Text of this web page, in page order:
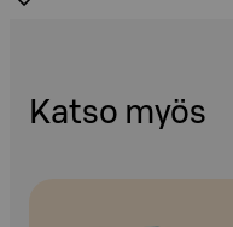
Katso myös